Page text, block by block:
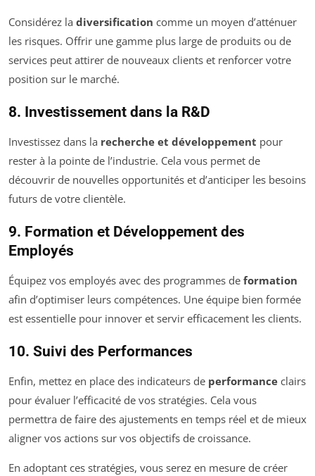
Considérez la diversification comme un moyen d’atténuer
les risques. Offrir une gamme plus large de produits ou de
services peut attirer de nouveaux clients et renforcer votre
position sur le marché.
8. Investissement dans la R&D
Investissez dans la recherche et développement pour
rester à la pointe de l’industrie. Cela vous permet de
découvrir de nouvelles opportunités et d’anticiper les besoins
futurs de votre clientèle.
9. Formation et Développement des
Employés
Équipez vos employés avec des programmes de formation
afin d’optimiser leurs compétences. Une équipe bien formée
est essentielle pour innover et servir efficacement les clients.
10. Suivi des Performances
Enfin, mettez en place des indicateurs de performance clairs
pour évaluer l’efficacité de vos stratégies. Cela vous
permettra de faire des ajustements en temps réel et de mieux
aligner vos actions sur vos objectifs de croissance.
En adoptant ces stratégies, vous serez en mesure de créer